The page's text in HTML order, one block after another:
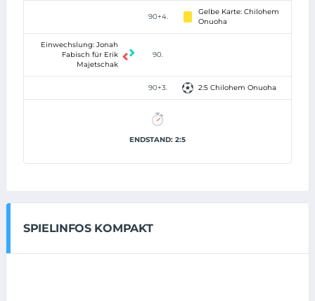
90+4.
Gelbe Karte: Chilohem
Onuoha
Einwechslung: Jonah
Fabisch für Erik
Majetschak
90.
90+3. 2:5 Chilohem Onuoha
ENDSTAND: 2:5
SPIELINFOS KOMPAKT